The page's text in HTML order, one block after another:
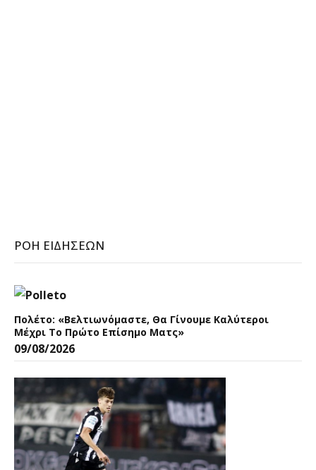
ΡΟΉ ΕΙΔΉΣΕΩΝ
Πολέτο: «Βελτιωνόμαστε, Θα Γίνουμε Καλύτεροι
Μέχρι Το Πρώτο Επίσημο Ματς»
09/08/2026